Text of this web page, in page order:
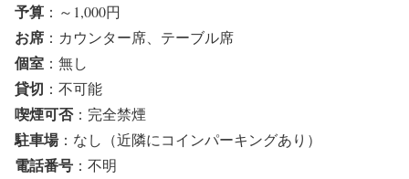
予算 ：～1,000円
お席 ：カウンター席、テーブル席
個室 ：無し
貸切 ：不可能
喫煙可否：完全禁煙
駐車場：なし（近隣にコインパーキングあり）
電話番号 ：不明